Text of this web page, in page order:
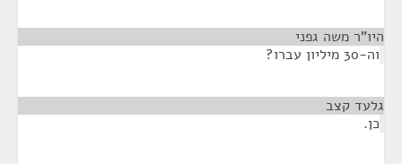
היו"ר משה גפני
וה-30 מיליון עברו?
גלעד קצב
כן.